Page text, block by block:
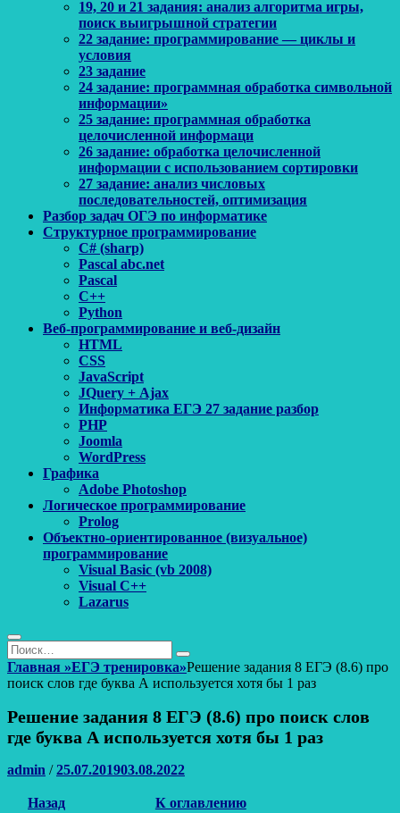
19, 20 и 21 задания: анализ алгоритма игры,
поиск выигрышной стратегии
22 задание: программирование — циклы и
условия
23 задание
24 задание: программная обработка символьной
информации»
25 задание: программная обработка
целочисленной информаци
26 задание: обработка целочисленной
информации с использованием сортировки
27 задание: анализ числовых
последовательностей, оптимизация
Разбор задач ОГЭ по информатике
Структурное программирование
C# (sharp)
Pascal abc.net
Pascal
С++
Python
Веб-программирование и веб-дизайн
HTML
CSS
JavaScript
JQuery + Ajax
Информатика ЕГЭ 27 задание разбор
PHP
Joomla
WordPress
Графика
Adobe Photoshop
Логическое программирование
Prolog
Объектно-ориентированное (визуальное)
программирование
Visual Basic (vb 2008)
Visual C++
Lazarus
Поиск
Найти:
Поиск
Главная »ЕГЭ тренировка»Решение задания 8 ЕГЭ (8.6) про
поиск слов где буква А используется хотя бы 1 раз
Решение задания 8 ЕГЭ (8.6) про поиск слов
где буква А используется хотя бы 1 раз
Автор
admin / Опубликовано
25.07.201903.08.2022
Назад К оглавлению